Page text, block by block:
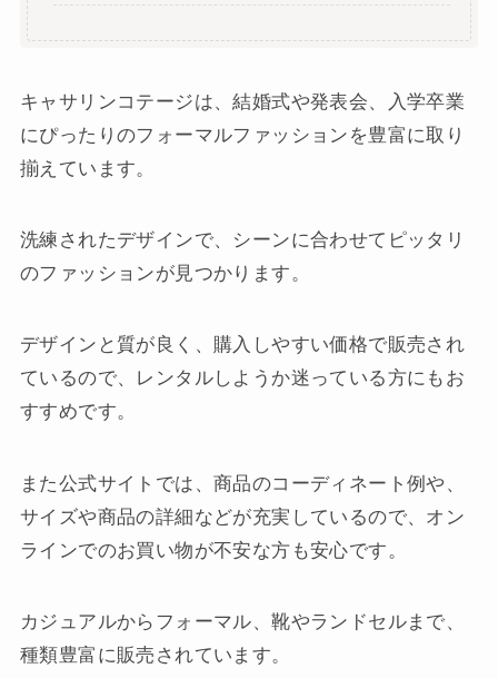
キャサリンコテージは、結婚式や発表会、入学卒業
にぴったりのフォーマルファッションを豊富に取り
揃えています。
洗練されたデザインで、シーンに合わせてピッタリ
のファッションが見つかります。
デザインと質が良く、購入しやすい価格で販売され
ているので、レンタルしようか迷っている方にもお
すすめです。
また公式サイトでは、商品のコーディネート例や、
サイズや商品の詳細などが充実しているので、オン
ラインでのお買い物が不安な方も安心です。
カジュアルからフォーマル、靴やランドセルまで、
種類豊富に販売されています。